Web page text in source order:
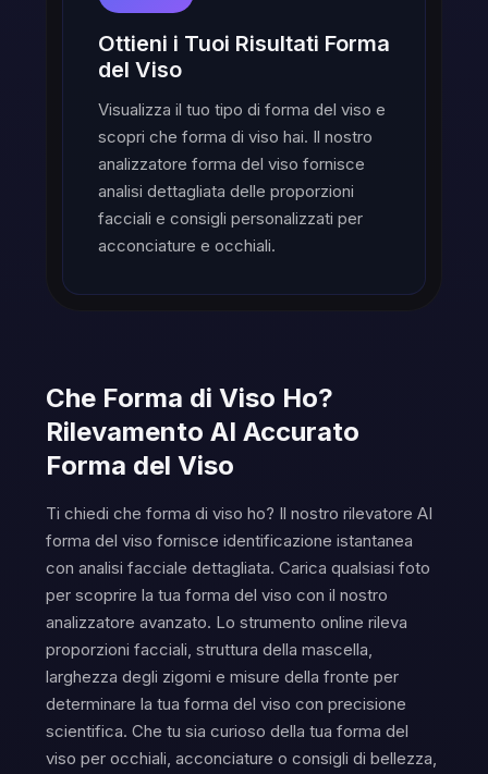
Ottieni i Tuoi Risultati Forma
del Viso
Visualizza il tuo tipo di forma del viso e
scopri che forma di viso hai. Il nostro
analizzatore forma del viso fornisce
analisi dettagliata delle proporzioni
facciali e consigli personalizzati per
acconciature e occhiali.
Che Forma di Viso Ho?
Rilevamento AI Accurato
Forma del Viso
Ti chiedi che forma di viso ho? Il nostro rilevatore AI
forma del viso fornisce identificazione istantanea
con analisi facciale dettagliata. Carica qualsiasi foto
per scoprire la tua forma del viso con il nostro
analizzatore avanzato. Lo strumento online rileva
proporzioni facciali, struttura della mascella,
larghezza degli zigomi e misure della fronte per
determinare la tua forma del viso con precisione
scientifica. Che tu sia curioso della tua forma del
viso per occhiali, acconciature o consigli di bellezza,